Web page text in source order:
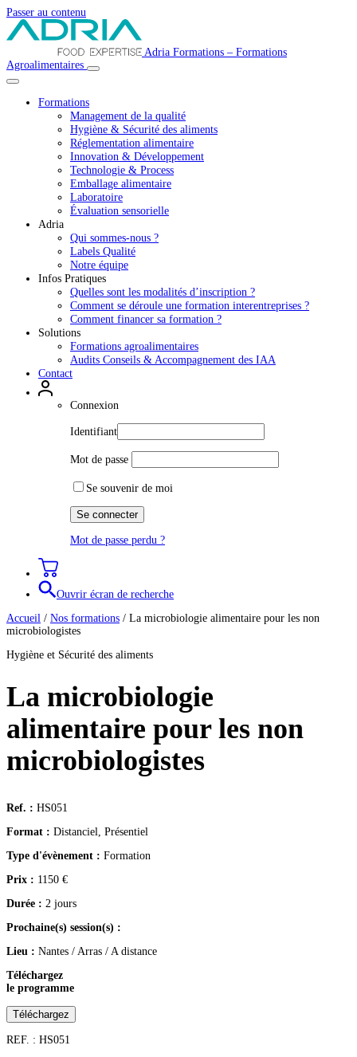
Passer au contenu
Navigation
principale
Adria Formations – Formations
Agroalimentaires
Formations
Management de la qualité
Hygiène & Sécurité des aliments
Réglementation alimentaire
Innovation & Développement
Technologie & Process
Emballage alimentaire
Laboratoire
Évaluation sensorielle
Adria
Qui sommes-nous ?
Labels Qualité
Notre équipe
Infos Pratiques
Quelles sont les modalités d’inscription ?
Comment se déroule une formation interentreprises ?
Comment financer sa formation ?
Solutions
Formations agroalimentaires
Audits Conseils & Accompagnement des IAA
Contact
Connexion
Identifiant
Mot de passe
Se souvenir de moi
Mot de passe perdu ?
Ouvrir écran de recherche
Accueil / Nos formations / La microbiologie alimentaire pour les non
microbiologistes
Hygiène et Sécurité des aliments
La microbiologie
alimentaire pour les non
microbiologistes
Ref. : HS051
Format : Distanciel, Présentiel
Type d'évènement : Formation
Prix : 1150 €
Durée : 2 jours
Prochaine(s) session(s) :
Lieu : Nantes / Arras / A distance
Téléchargez
le programme
Téléchargez
REF. : HS051